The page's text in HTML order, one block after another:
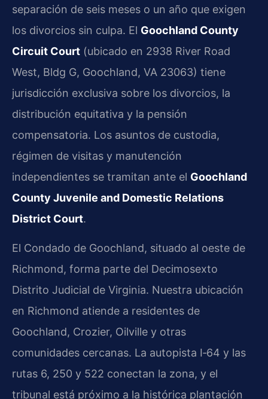
separación de seis meses o un año que exigen
los divorcios sin culpa. El Goochland County
Circuit Court (ubicado en 2938 River Road
West, Bldg G, Goochland, VA 23063) tiene
jurisdicción exclusiva sobre los divorcios, la
distribución equitativa y la pensión
compensatoria. Los asuntos de custodia,
régimen de visitas y manutención
independientes se tramitan ante el Goochland
County Juvenile and Domestic Relations
District Court.
El Condado de Goochland, situado al oeste de
Richmond, forma parte del Decimosexto
Distrito Judicial de Virginia. Nuestra ubicación
en Richmond atiende a residentes de
Goochland, Crozier, Oilville y otras
comunidades cercanas. La autopista I‑64 y las
rutas 6, 250 y 522 conectan la zona, y el
tribunal está próximo a la histórica plantación